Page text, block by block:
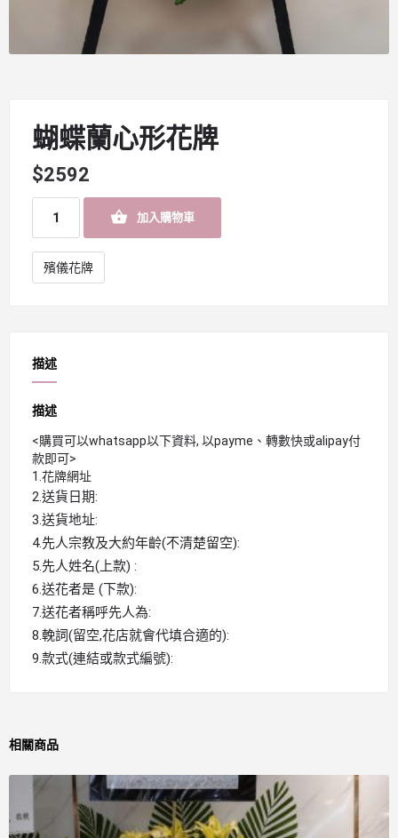
蝴蝶蘭心形花牌
$2592
加入購物車
殯儀花牌
描述
描述
<購買可以whatsapp以下資料, 以payme、轉數快或alipay付
款即可>
1.花牌網址
2.送貨日期:
3.送貨地址:
4.先人宗教及大約年齡(不清楚留空):
5.先人姓名(上款) :
6.送花者是 (下款):
7.送花者稱呼先人為:
8.輓詞(留空,花店就會代填合適的):
9.款式(連結或款式編號):
相關商品